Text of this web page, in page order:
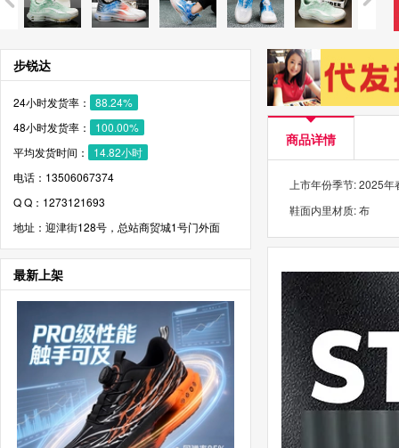
步锐达
24小时发货率：
88.24%
48小时发货率：
100.00%
平均发货时间：
14.82小时
电话：13506067374
Q Q：1273121693
地址：迎津街128号，总站商贸城1号门外面
最新上架
商品详情
上市年份季节: 2025年
鞋面内里材质: 布